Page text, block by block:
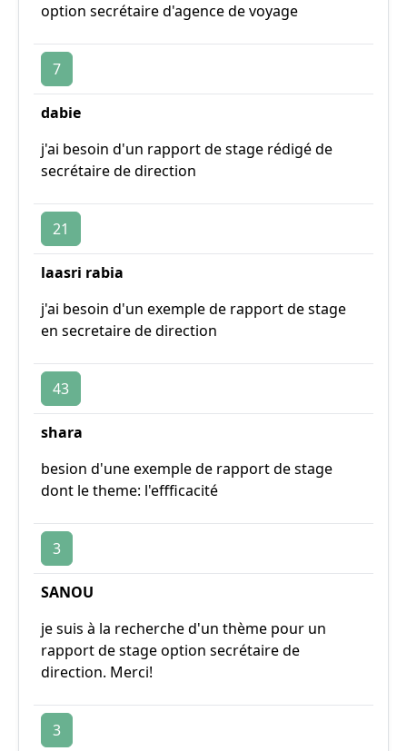
option secrétaire d'agence de voyage
7
dabie
j'ai besoin d'un rapport de stage rédigé de
secrétaire de direction
21
laasri rabia
j'ai besoin d'un exemple de rapport de stage
en secretaire de direction
43
shara
besion d'une exemple de rapport de stage
dont le theme: l'effficacité
3
SANOU
je suis à la recherche d'un thème pour un
rapport de stage option secrétaire de
direction. Merci!
3